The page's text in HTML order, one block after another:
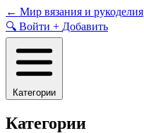
Skip
to
content
← Мир вязания и рукоделия
🔍 Войти + Добавить
Категории
Категории